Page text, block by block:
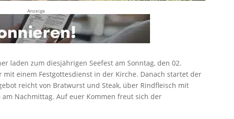
Anzeige
laden zum diesjährigen Seefest am Sonntag, den 02.
mit einem Festgottesdienst in der Kirche. Danach startet der
reicht von Bratwurst und Steak, über Rindfleisch mit
Nachmittag. Auf euer Kommen freut sich der